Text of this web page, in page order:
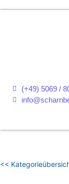
(+49) 5069 /
<<